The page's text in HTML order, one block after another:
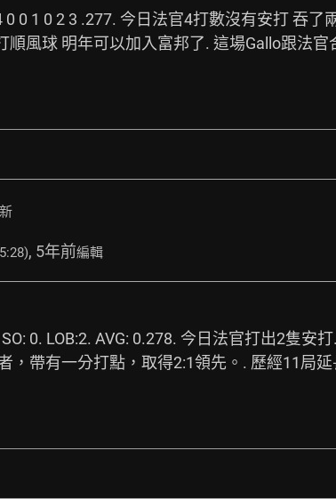
4 0 0 1 0 2 3 .277. 今日法官4打數沒有安打 吞
順風球 明年可以加入富邦了. 這場Gallo跟法
, 5年前編輯
SO: 0. LOB:2. AVG: 0.278. 今日法官打出2隻
，帶有一分打點，取得2:1領先。. 歷經11局